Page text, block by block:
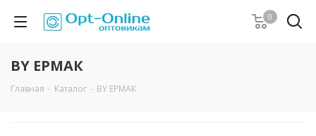
0
BY ЕРМАК
Главная - Каталог - BY ЕРМАК